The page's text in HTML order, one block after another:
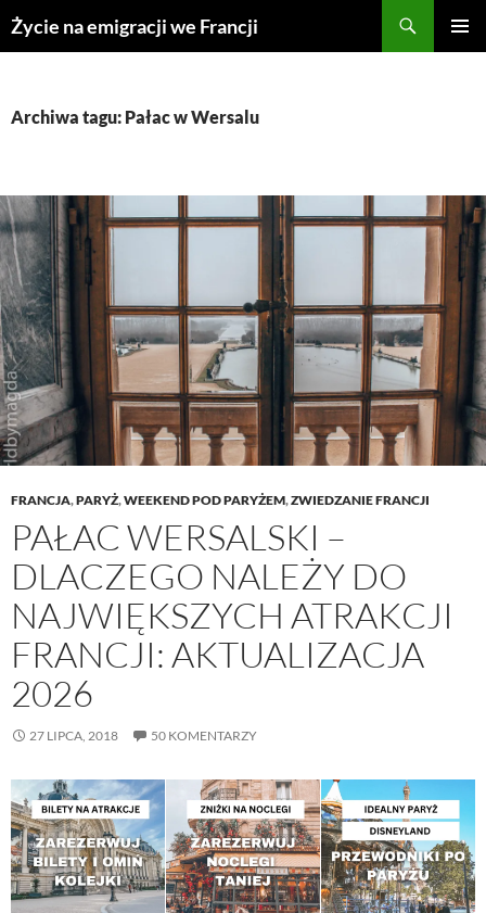
Przejdź
doŻycie na emigracji we Francji
Archiwa tagu: Pałac w Wersalu
FRANCJA,PARYŻ,WEEKEND POD PARYŻEM,ZWIEDZANIE FRANCJI
PAŁAC WERSALSKI –
DLACZEGO NALEŻY DO
NAJWIĘKSZYCH ATRAKCJI
FRANCJI: AKTUALIZACJA
2026
27 LIPCA, 2018 50 KOMENTARZY